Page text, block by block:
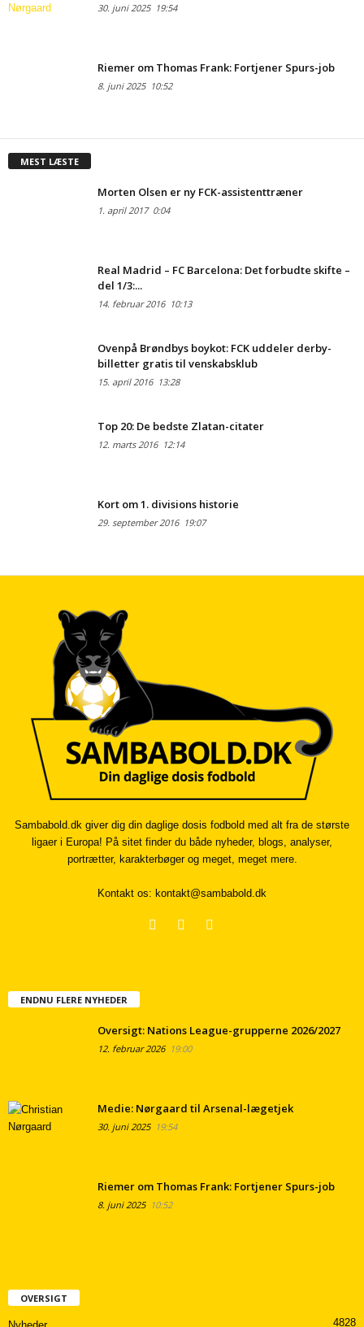
30. juni 202519:54
Riemer om Thomas Frank: Fortjener Spurs-job
8. juni 202510:52
MEST LÆSTE
Morten Olsen er ny FCK-assistenttræner
1. april 20170:04
Real Madrid – FC Barcelona: Det forbudte skifte –
del 1/3:...
14. februar 201610:13
Ovenpå Brøndbys boykot: FCK uddeler derby-
billetter gratis til venskabsklub
15. april 201613:28
Top 20: De bedste Zlatan-citater
12. marts 201612:14
Kort om 1. divisions historie
29. september 201619:07
Sambabold.dk giver dig din daglige dosis fodbold med alt fra de største
ligaer i Europa! På sitet finder du både nyheder, blogs, analyser,
portrætter, karakterbøger og meget, meget mere.
Kontakt os: kontakt@sambabold.dk
ENDNU FLERE NYHEDER
Oversigt: Nations League-grupperne 2026/2027
12. februar 202619:00
Medie: Nørgaard til Arsenal-lægetjek
30. juni 202519:54
Riemer om Thomas Frank: Fortjener Spurs-job
8. juni 202510:52
OVERSIGT
4828